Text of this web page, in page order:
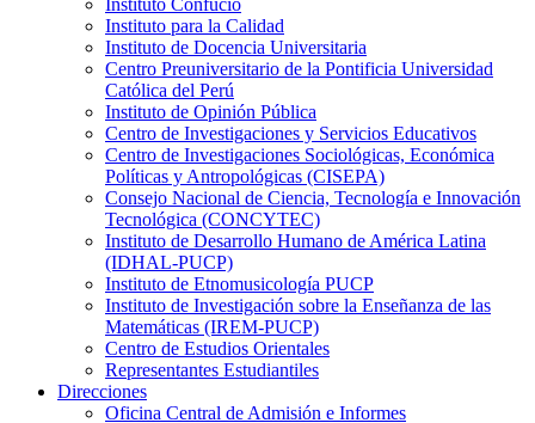
Instituto Confucio
Instituto para la Calidad
Instituto de Docencia Universitaria
Centro Preuniversitario de la Pontificia Universidad
Católica del Perú
Instituto de Opinión Pública
Centro de Investigaciones y Servicios Educativos
Centro de Investigaciones Sociológicas, Económica
Políticas y Antropológicas (CISEPA)
Consejo Nacional de Ciencia, Tecnología e Innovación
Tecnológica (CONCYTEC)
Instituto de Desarrollo Humano de América Latina
(IDHAL-PUCP)
Instituto de Etnomusicología PUCP
Instituto de Investigación sobre la Enseñanza de las
Matemáticas (IREM-PUCP)
Centro de Estudios Orientales
Representantes Estudiantiles
Direcciones
Oficina Central de Admisión e Informes